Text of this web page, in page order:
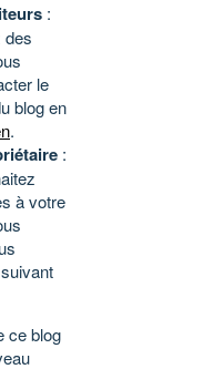
:
des
le
blog en
.
:
à votre
ce blog